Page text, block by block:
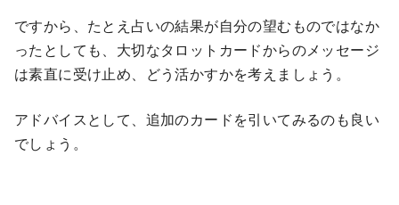
ですから、たとえ占いの結果が自分の望むものではなか
ったとしても、大切なタロットカードからのメッセージ
は素直に受け止め、どう活かすかを考えましょう。
アドバイスとして、追加のカードを引いてみるのも良い
でしょう。